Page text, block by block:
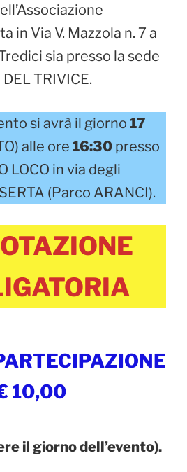
in Via V. Mazzola n. 7 a
sia presso la sede
TRIVICE.
si avrà il giorno 17
alle ore 16:30 presso
LOCO in via degli
(Parco ARANCI).
10,00
il giorno dell’evento).